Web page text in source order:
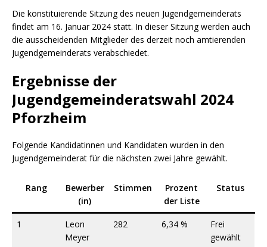
Die konstituierende Sitzung des neuen Jugendgemeinderats
findet am 16. Januar 2024 statt. In dieser Sitzung werden auch
die ausscheidenden Mitglieder des derzeit noch amtierenden
Jugendgemeinderats verabschiedet.
Ergebnisse der
Jugendgemeinderatswahl 2024
Pforzheim
Folgende Kandidatinnen und Kandidaten wurden in den
Jugendgemeinderat für die nächsten zwei Jahre gewählt.
Rang
Bewerber
(in)
Stimmen
Prozent
der Liste
Status
1
Leon
Meyer
282 6,34 %
Frei
gewählt